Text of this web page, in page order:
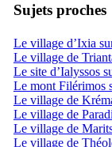
Sujets proches
Le village d’Ixia
Le village de
Le site d’Ialyssos
Le mont Filérimos
Le village de
Le village de
Le village de
Le village de